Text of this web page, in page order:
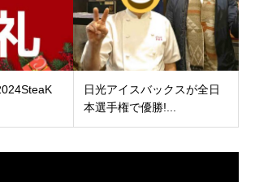
日光アイスバックスが全日
本選手権で優勝!...